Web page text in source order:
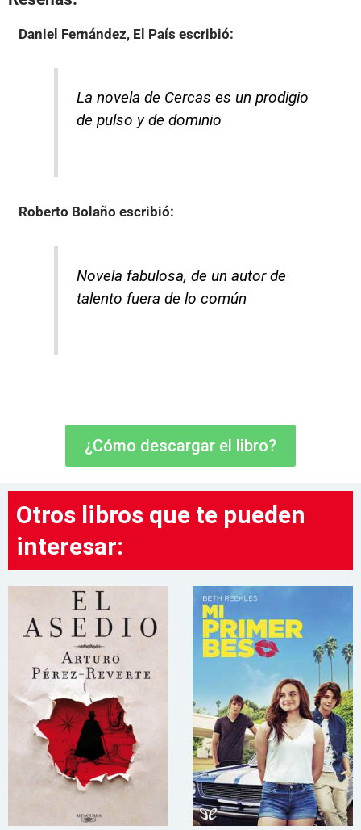
Daniel Fernández, El País escribió:
La novela de Cercas es un prodigio
de pulso y de dominio
Roberto Bolaño escribió:
Novela fabulosa, de un autor de
talento fuera de lo común
¿Cómo descargar el libro?
Otros libros que te pueden
interesar: